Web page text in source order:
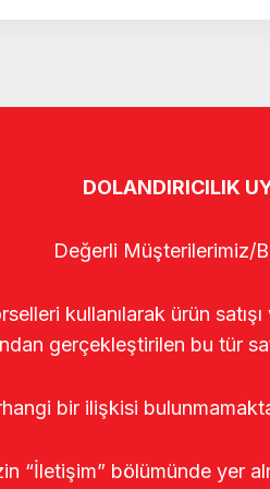
DOLANDIRICILIK
Değerli Müşterilerimiz/
kullanılarak ürün
gerçekleştirilen bu tür
bir ilişkisi
“İletişim” bölümünde yer